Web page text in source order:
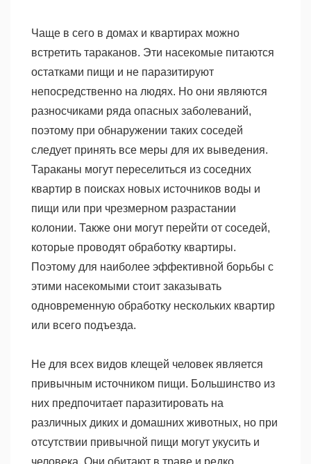
Чаще в сего в домах и квартирах можно
встретить тараканов. Эти насекомые питаются
остатками пищи и не паразитируют
непосредственно на людях. Но они являются
разносчиками ряда опасных заболеваний,
поэтому при обнаружении таких соседей
следует принять все меры для их выведения.
Тараканы могут переселиться из соседних
квартир в поисках новых источников воды и
пищи или при чрезмерном разрастании
колонии. Также они могут перейти от соседей,
которые проводят обработку квартиры.
Поэтому для наиболее эффективной борьбы с
этими насекомыми стоит заказывать
одновременную обработку нескольких квартир
или всего подъезда.
Не для всех видов клещей человек является
привычным источником пищи. Большинство из
них предпочитает паразитировать на
различных диких и домашних животных, но при
отсутствии привычной пищи могут укусить и
человека. Они обитают в траве и редко